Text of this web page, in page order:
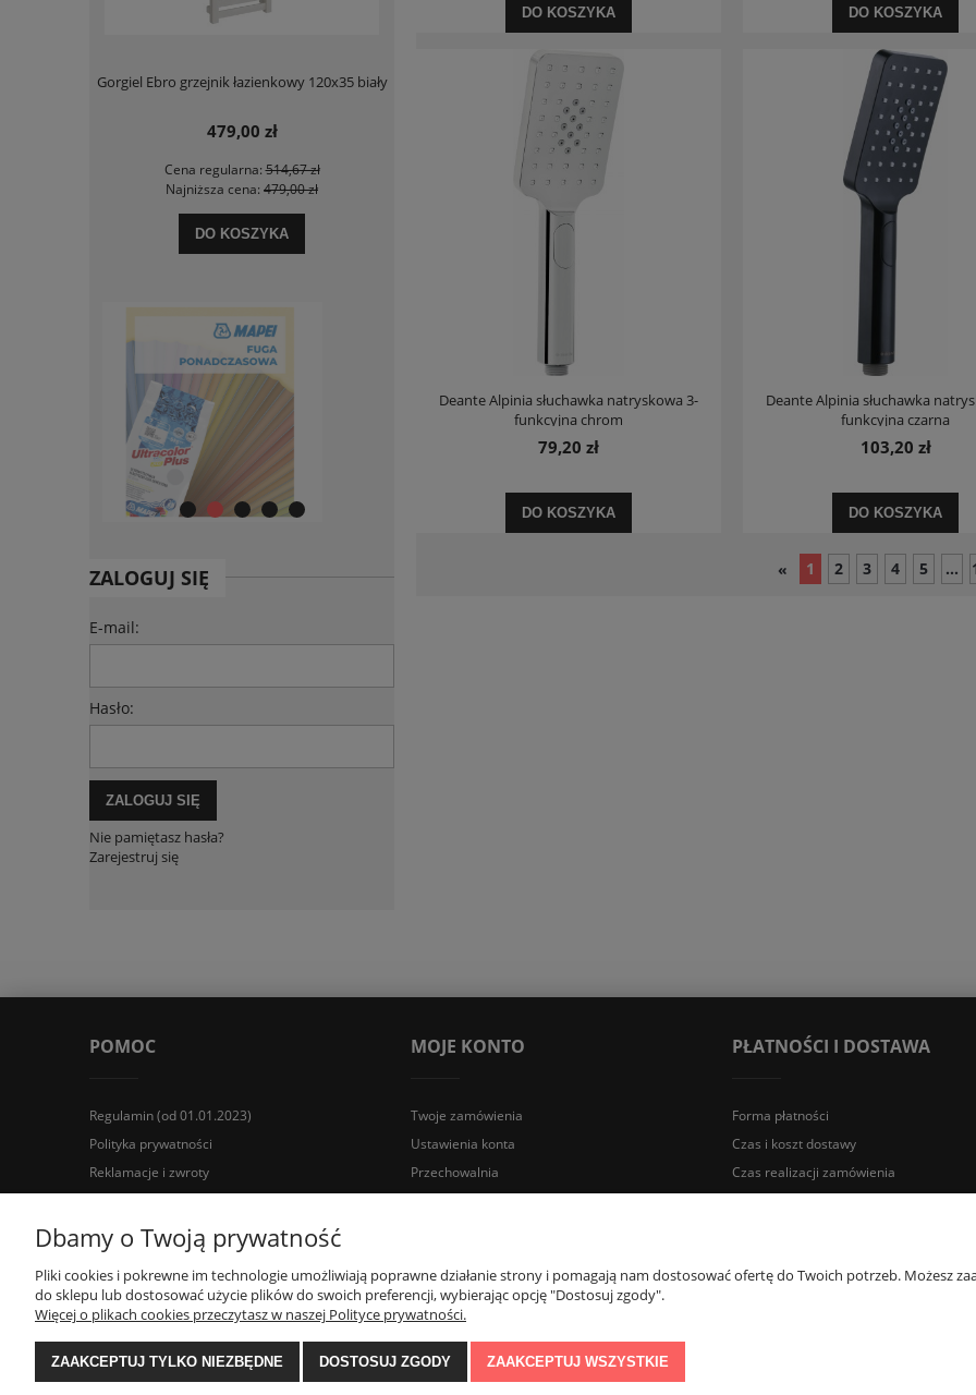
Gorgiel Ebro grzejnik łazienkowy 120x35 biały
479,00 zł
Cena regularna:514,67 zł
Najniższa cena: 479,00 zł
DO KOSZYKA
Lavita Vista umywalka nablatowa/wisząca
51x43
139,90 zł
Cena regularna: 424,15 zł
Najniższa cena:
199,00 zł
DO KOSZYKA
Defra Lily D50 zestaw szafka z umywalką
Roberto biała 50cm
349,00 zł
Cena regularna: 639,29 zł
Najniższa cena:
349,00 zł
ZALOGUJ SIĘ
E-mail:
Hasło:
ZALOGUJ SIĘ
Nie pamiętasz hasła?
Zarejestruj się
DO KOSZYKA DO KOSZYKA
Deante Alpinia słuchawka natryskowa 3-
funkcyjna chrom
79,20 zł
DO KOSZYKA
Deante Alpinia słuchawka
funkcyjna czarna
103,20 zł
DO KOSZYKA
« 1 2 3 4 5 ...
POMOC
Regulamin (od 01.01.2023)
Polityka prywatności
Reklamacje i zwroty
MOJE KONTO
Twoje zamówienia
Ustawienia konta
Przechowalnia
PŁATNOŚCI I DOSTAWA
Forma płatności
Czas i koszt dostawy
Czas realizacji zamówienia
Dbamy o Twoją prywatność
Pliki cookies i pokrewne im technologie umożliwiają poprawne działanie strony i pomagają nam dostosować ofertę do Twoich potrzeb. Możesz
do sklepu lub dostosować użycie plików do swoich preferencji, wybierając opcję "Dostosuj zgody".
Więcej o plikach cookies przeczytasz w naszej Polityce prywatności.
ZAAKCEPTUJ TYLKO NIEZBĘDNE DOSTOSUJ ZGODY ZAAKCEPTUJ WSZYSTKIE